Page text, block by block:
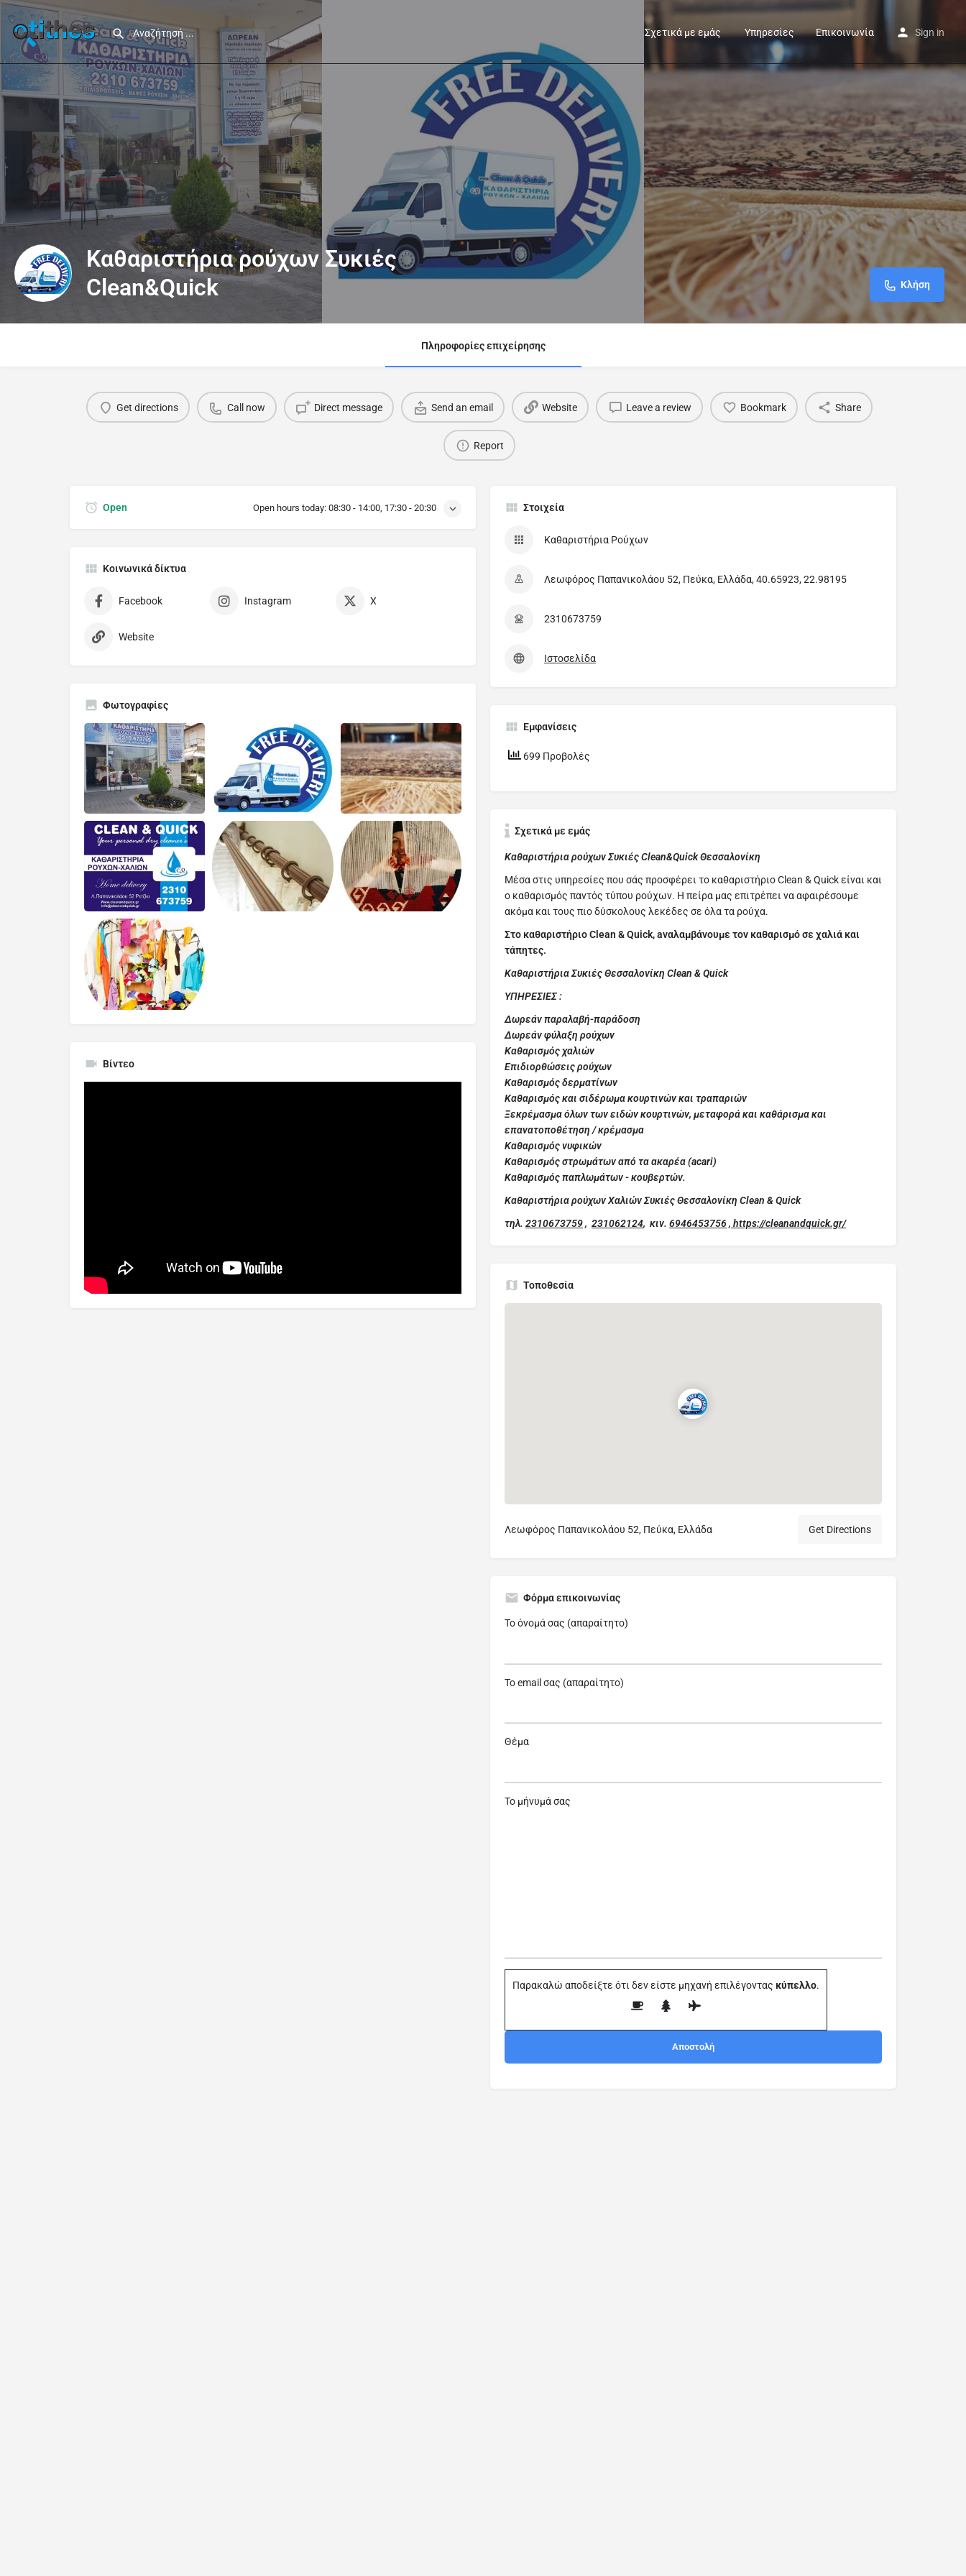
Σχετικά με εμάς Υπηρεσίες Επικοινωνία Sign in
Καθαριστήρια ρούχων Συκιές
Clean&Quick
Κλήση
Πληροφορίες επιχείρησης
Get directions Call now Direct message Send an email Website Leave a review Bookmark Share
Report
Open Open hours today: 08:30 - 14:00, 17:30 - 20:30
Κοινωνικά δίκτυα
Facebook Instagram X
Website
Φωτογραφίες
Βίντεο
Στοιχεία
Καθαριστήρια Ρούχων
Λεωφόρος Παπανικολάου 52, Πεύκα, Ελλάδα, 40.65923, 22.98195
2310673759
Ιστοσελίδα
Εμφανίσεις
699 Προβολές
Σχετικά με εμάς
Καθαριστήρια ρούχων Συκιές Clean&Quick Θεσσαλονίκη
Μέσα στις υπηρεσίες που σάς προσφέρει το καθαριστήριο Clean & Quick είναι και
ο καθαρισμός παντός τύπου ρούχων. Η πείρα μας επιτρέπει να αφαιρέσουμε
ακόμα και τους πιο δύσκολους λεκέδες σε όλα τα ρούχα.
Στο καθαριστήριο Clean & Quick, aναλαμβάνουμε τον καθαρισμό σε χαλιά και
τάπητες.
Καθαριστήρια Συκιές Θεσσαλονίκη Clean & Quick
ΥΠΗΡΕΣΙΕΣ :
Δωρεάν παραλαβή-παράδοση
Δωρεάν φύλαξη ρούχων
Καθαρισμός χαλιών
Επιδιορθώσεις ρούχων
Καθαρισμός δερματίνων
Καθαρισμός και σιδέρωμα κουρτινών και τραπαριών
Ξεκρέμασμα όλων των ειδών κουρτινών, μεταφορά και καθάρισμα και
επανατοποθέτηση / κρέμασμα
Καθαρισμός νυφικών
Καθαρισμός στρωμάτων από τα ακαρέα (acari)
Καθαρισμός παπλωμάτων - κουβερτών.
Καθαριστήρια ρούχων Χαλιών Συκιές Θεσσαλονίκη Clean & Quick
τηλ. 2310673759, 231062124, κιν. 6946453756 , https://cleanandquick.gr/
Τοποθεσία
Λεωφόρος Παπανικολάου 52, Πεύκα, Ελλάδα Get Directions
Φόρμα επικοινωνίας
Το όνομά σας (απαραίτητο)
Το email σας (απαραίτητο)
Θέμα
Το μήνυμά σας
Παρακαλώ αποδείξτε ότι δεν είστε μηχανή επιλέγοντας κύπελλο.